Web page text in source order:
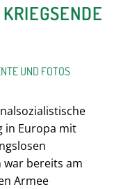
UND FOTOS
in Europa mit
bereits am
Armee